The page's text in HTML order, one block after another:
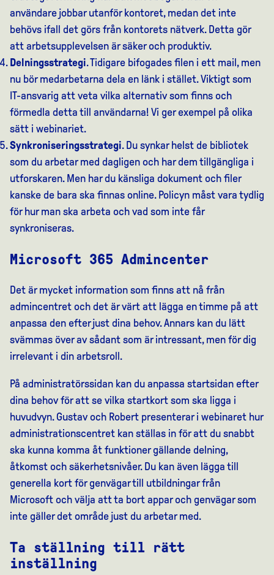
användare jobbar utanför kontoret, medan det inte
behövs ifall det görs från kontorets nätverk. Detta gör
att arbetsupplevelsen är säker och produktiv.
Delningsstrategi. Tidigare bifogades filen i ett mail, men
nu bör medarbetarna dela en länk i stället. Viktigt som
IT-ansvarig att veta vilka alternativ som finns och
förmedla detta till användarna! Vi ger exempel på olika
sätt i webinariet.
Synkroniseringsstrategi. Du synkar helst de bibliotek
som du arbetar med dagligen och har dem tillgängliga i
utforskaren. Men har du känsliga dokument och filer
kanske de bara ska finnas online. Policyn måst vara tydlig
för hur man ska arbeta och vad som inte får
synkroniseras.
Microsoft 365 Admincenter
Det är mycket information som finns att nå från
admincentret och det är värt att lägga en timme på att
anpassa den efter just dina behov. Annars kan du lätt
svämmas över av sådant som är intressant, men för dig
irrelevant i din arbetsroll.
På administratörssidan kan du anpassa startsidan efter
dina behov för att se vilka startkort som ska ligga i
huvudvyn. Gustav och Robert presenterar i webinaret hur
administrationscentret kan ställas in för att du snabbt
ska kunna komma åt funktioner gällande delning,
åtkomst och säkerhetsnivåer. Du kan även lägga till
generella kort för genvägar till utbildningar från
Microsoft och välja att ta bort appar och genvägar som
inte gäller det område just du arbetar med.
Ta ställning till rätt
inställning